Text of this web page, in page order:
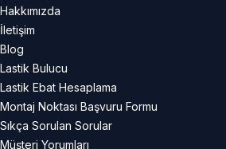
Hakkımızda
İletişim
Blog
Lastik Bulucu
Lastik Ebat Hesaplama
Montaj Noktası Başvuru Formu
Sıkça Sorulan Sorular
Müşteri Yorumları